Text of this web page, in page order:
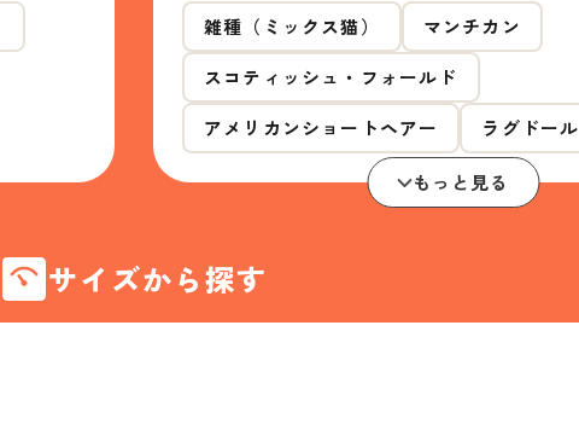
雑種（ミックス猫）
マンチカン
スコティッシュ・フォールド
アメリカンショートヘアー
ラグドール
もっと見る
サイズから探す